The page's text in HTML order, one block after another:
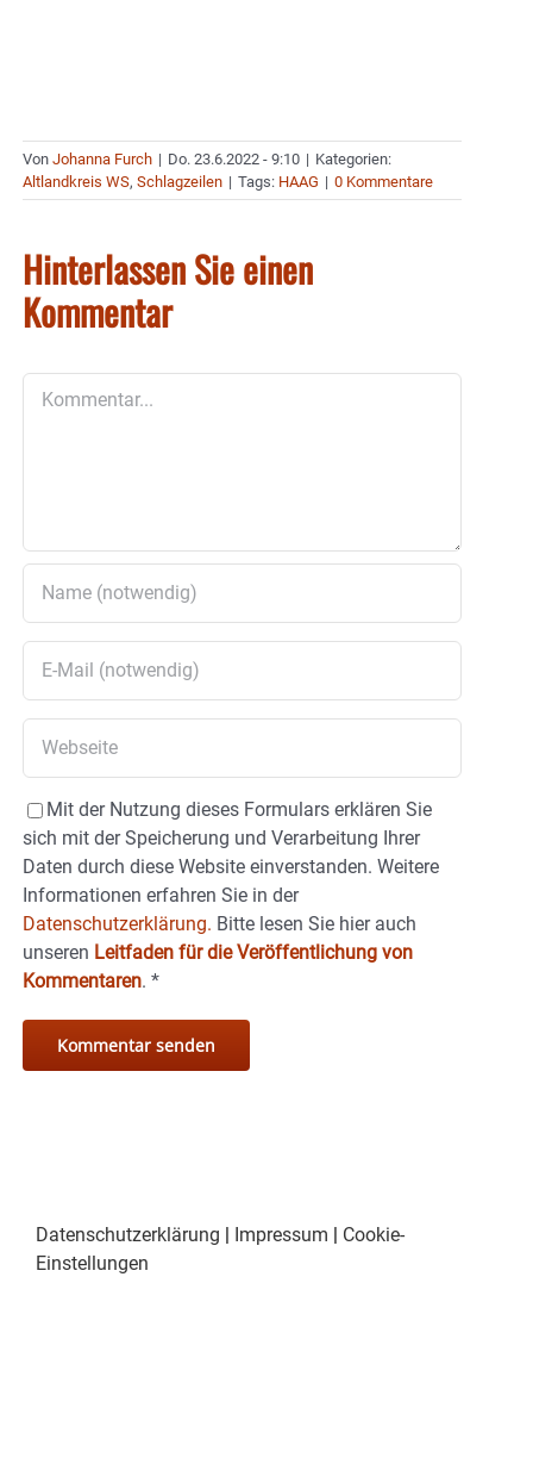
Von Johanna Furch | Do. 23.6.2022 - 9:10 | Kategorien:
Altlandkreis WS, Schlagzeilen | Tags: HAAG | 0 Kommentare
Hinterlassen Sie einen
Kommentar
Mit der Nutzung dieses Formulars erklären Sie
sich mit der Speicherung und Verarbeitung Ihrer
Daten durch diese Website einverstanden. Weitere
Informationen erfahren Sie in der
Datenschutzerklärung. Bitte lesen Sie hier auch
unseren Leitfaden für die Veröffentlichung von
Kommentaren. *
Datenschutzerklärung | Impressum | Cookie-
Einstellungen